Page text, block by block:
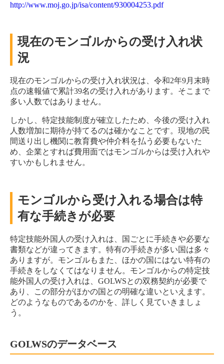
http://www.moj.go.jp/isa/content/930004253.pdf
現在のモンゴルからの受け入れ状
況
現在のモンゴルからの受け入れ状況は、令和2年9月末時
点の速報値で累計39名の受け入れがあります。そこまで
多い人数ではありません。
しかし、特定技能制度が確立したため、今後の受け入れ
人数増加に期待が持てるのは確かなことです。現地の民
間送り出し機関に教育費や仲介料を払う必要もないた
め、企業とすれば費用面ではモンゴルからは受け入れや
すいかもしれません。
モンゴルから受け入れる場合は特
有な手続きが必要
特定技能外国人の受け入れは、国ごとに手続きや必要な
書類などが違ってきます。特有の手続きが多い国は多々
ありますが。モンゴルもまた、ほかの国にはない特有の
手続きをしなくてはなりません。モンゴルからの特定技
能外国人の受け入れは、GOLWSとの双務契約が必要で
あり、この部分がほかの国との明確な違いといえます。
どのようなものであるのかを、詳しく見ていきましょ
う。
GOLWSのデータベース